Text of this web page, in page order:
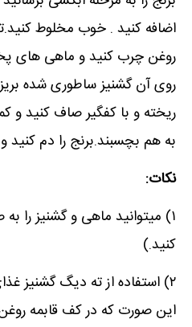
اضافه کنید . خوب مخلوط کنید.ته
روغن چرب کنید و ماهی های
روی آن گشنیز ساطوری شده
ریخته و با کفگیر صاف کنید و
به هم بچسبند.برنج را دم کنید
نکات:
۱) میتوانید ماهی و گشنیز را
کنید.)
۲) استفاده از ته دیگ گشنیز
این صورت که در کف قابمه